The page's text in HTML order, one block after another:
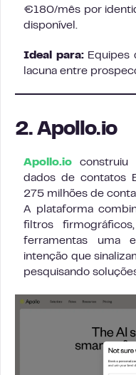
€180/mês por
disponível.
Ideal para:Equipes
lacuna entre
2. Apollo.io
Apollo.io construiu
dados de contatos
275 milhões de
A plataforma
filtros
ferramentas uma
intenção que
pesquisando